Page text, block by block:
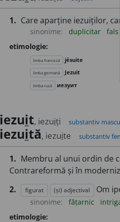
1. Care aparține iezuiților,
sinonime: duplicitar fals
etimologie:
limba franceză jésuite
limba germană Jezuit
limba rusă иезуит
iezuit, iezuiți substantiv
iezuită, iezuite substantiv
1. Membru al unui ordin de
Contrareformă și în
2.
figurat (și) adjectival Om
sinonime: fățarnic
etimologie: